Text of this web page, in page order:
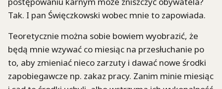
Tak. I pan Święczkowski wobec mnie to zapowiada.
Teoretycznie można sobie bowiem wyobrazić, że
będą mnie wzywać co miesiąc na przesłuchanie po
to, aby zmieniać nieco zarzuty i dawać nowe środki
zapobiegawcze np. zakaz pracy. Zanim minie miesiąc